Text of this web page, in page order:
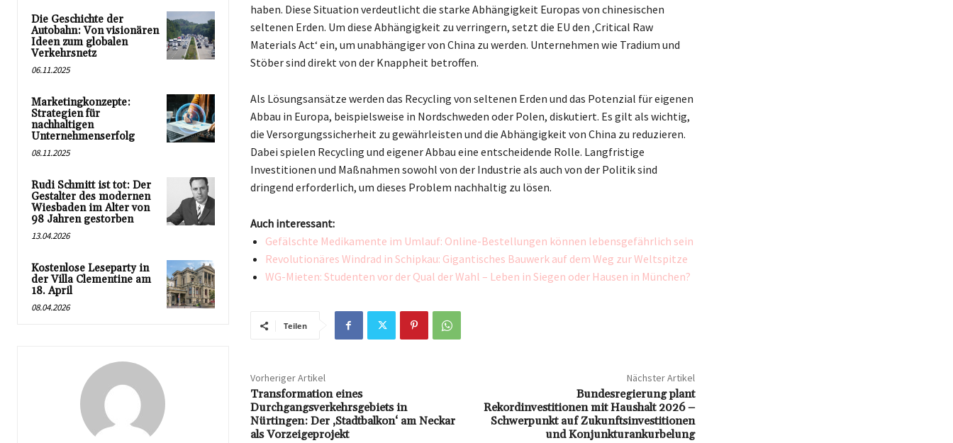
Die Geschichte der
Autobahn: Von visionären
Ideen zum globalen
Verkehrsnetz
06.11.2025
Marketingkonzepte:
Strategien für
nachhaltigen
Unternehmenserfolg
08.11.2025
Rudi Schmitt ist tot: Der
Gestalter des modernen
Wiesbaden im Alter von
98 Jahren gestorben
13.04.2026
Kostenlose Leseparty in
der Villa Clementine am
18. April
08.04.2026
haben. Diese Situation verdeutlicht die starke Abhängigkeit Europas von chinesischen
seltenen Erden. Um diese Abhängigkeit zu verringern, setzt die EU den ‚Critical Raw
Materials Act‘ ein, um unabhängiger von China zu werden. Unternehmen wie Tradium und
Stöber sind direkt von der Knappheit betroffen.
Als Lösungsansätze werden das Recycling von seltenen Erden und das Potenzial für eigenen
Abbau in Europa, beispielsweise in Nordschweden oder Polen, diskutiert. Es gilt als wichtig,
die Versorgungssicherheit zu gewährleisten und die Abhängigkeit von China zu reduzieren.
Dabei spielen Recycling und eigener Abbau eine entscheidende Rolle. Langfristige
Investitionen und Maßnahmen sowohl von der Industrie als auch von der Politik sind
dringend erforderlich, um dieses Problem nachhaltig zu lösen.
Auch interessant:
Gefälschte Medikamente im Umlauf: Online-Bestellungen können lebensgefährlich sein
Revolutionäres Windrad in Schipkau: Gigantisches Bauwerk auf dem Weg zur Weltspitze
WG-Mieten: Studenten vor der Qual der Wahl – Leben in Siegen oder Hausen in München?
Teilen
Vorheriger Artikel
Transformation eines
Durchgangsverkehrsgebiets in
Nürtingen: Der ‚Stadtbalkon‘ am Neckar
als Vorzeigeprojekt
Nächster Artikel
Bundesregierung plant
Rekordinvestitionen mit Haushalt 2026 –
Schwerpunkt auf Zukunftsinvestitionen
und Konjunkturankurbelung